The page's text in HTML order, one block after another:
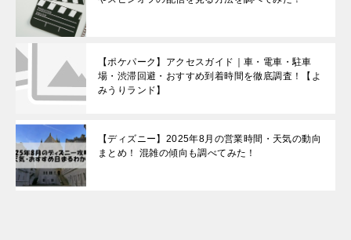
【ポケパーク】アクセスガイド｜車・電車・駐車
場・渋滞回避・おすすめ到着時間を徹底調査！【よ
みうりランド】
【ディズニー】2025年8月の営業時間・天気の動向
まとめ！ 混雑の傾向も調べてみた！